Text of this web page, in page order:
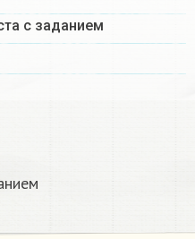
с заданием​